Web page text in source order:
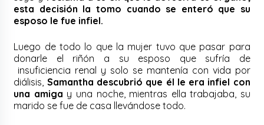
esta decisión la tomo cuando se enteró que su
esposo le fue infiel.
Luego de todo lo que la mujer tuvo que pasar para
donarle el riñón a su esposo que sufría de
insuficiencia renal y solo se mantenía con vida por
diálisis, Samantha descubrió que él le era infiel con
una amiga y una noche, mientras ella trabajaba, su
marido se fue de casa llevándose todo.